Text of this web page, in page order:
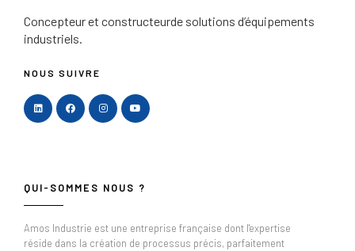
Concepteur et constructeurde solutions d’équipements
industriels.
NOUS SUIVRE
QUI-SOMMES NOUS ?
Amos Industrie est une entreprise française dont l'expertise
réside dans la création de processus précis, parfaitement